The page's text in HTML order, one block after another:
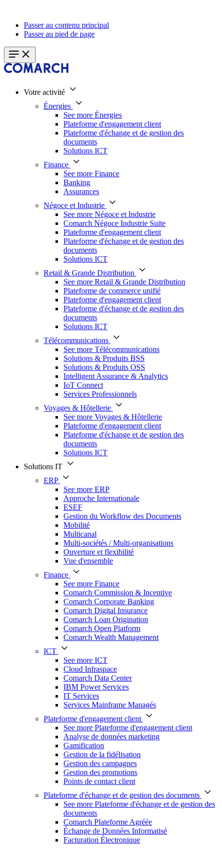
Passer au contenu principal
Passer au pied de page
Votre activité
Énergies
See more Énergies
Plateforme d'engagement client
Plateforme d'échange et de gestion des
documents
Solutions ICT
Finance
See more Finance
Banking
Assurances
Négoce et Industrie
See more Négoce et Industrie
Comarch Négoce Industrie Suite
Plateforme d'engagement client
Plateforme d'échange et de gestion des
documents
Solutions ICT
Retail & Grande Distribution
See more Retail & Grande Distribution
Plateforme de commerce unifié
Plateforme d'engagement client
Plateforme d'échange et de gestion des
documents
Solutions ICT
Télécommunications
See more Télécommunications
Solutions & Produits BSS
Solutions & Produits OSS
Intelligent Assurance & Analytics
IoT Connect
Services Professionnels
Voyages & Hôtellerie
See more Voyages & Hôtellerie
Plateforme d'engagement client
Plateforme d'échange et de gestion des
documents
Solutions ICT
Solutions IT
ERP
See more ERP
Approche Internationale
ESEF
Gestion du Workflow des Documents
Mobilité
Multicanal
Multi-sociétés / Multi-organisations
Ouverture et flexibilité
Vue d'ensemble
Finance
See more Finance
Comarch Commission & Incentive
Comarch Corporate Banking
Comarch Digital Insurance
Comarch Loan Origination
Comarch Open Platform
Comarch Wealth Management
ICT
See more ICT
Cloud Infraspace
Comarch Data Center
IBM Power Services
IT Services
Services Mainframe Managés
Plateforme d'engagement client
See more Plateforme d'engagement client
Analyse de données marketing
Gamification
Gestion de la fidélisation
Gestion des campagnes
Gestion des promotions
Points de contact client
Plateforme d'échange et de gestion des documents
See more Plateforme d'échange et de gestion des
documents
Comarch Plateforme Agréée
Échange de Données Informatisé
Facturation Électronique